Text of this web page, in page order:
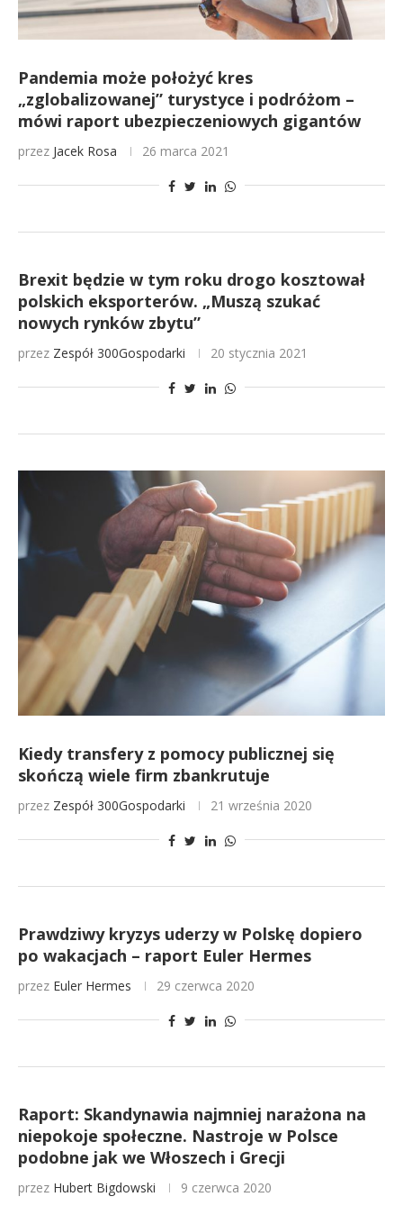
Pandemia może położyć kres
„zglobalizowanej” turystyce i podróżom –
mówi raport ubezpieczeniowych gigantów
przez Jacek Rosa 26 marca 2021
Brexit będzie w tym roku drogo kosztował
polskich eksporterów. „Muszą szukać
nowych rynków zbytu”
przez Zespół 300Gospodarki 20 stycznia 2021
Kiedy transfery z pomocy publicznej się
skończą wiele firm zbankrutuje
przez Zespół 300Gospodarki 21 września 2020
Prawdziwy kryzys uderzy w Polskę dopiero
po wakacjach – raport Euler Hermes
przez Euler Hermes 29 czerwca 2020
Raport: Skandynawia najmniej narażona na
niepokoje społeczne. Nastroje w Polsce
podobne jak we Włoszech i Grecji
przez Hubert Bigdowski 9 czerwca 2020